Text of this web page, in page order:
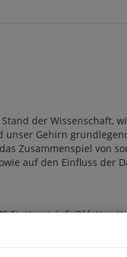
der Wissenschaft,
Gehirn
Zusammenspiel von
auf den Einfluss der
Stuttgart, info@klett-